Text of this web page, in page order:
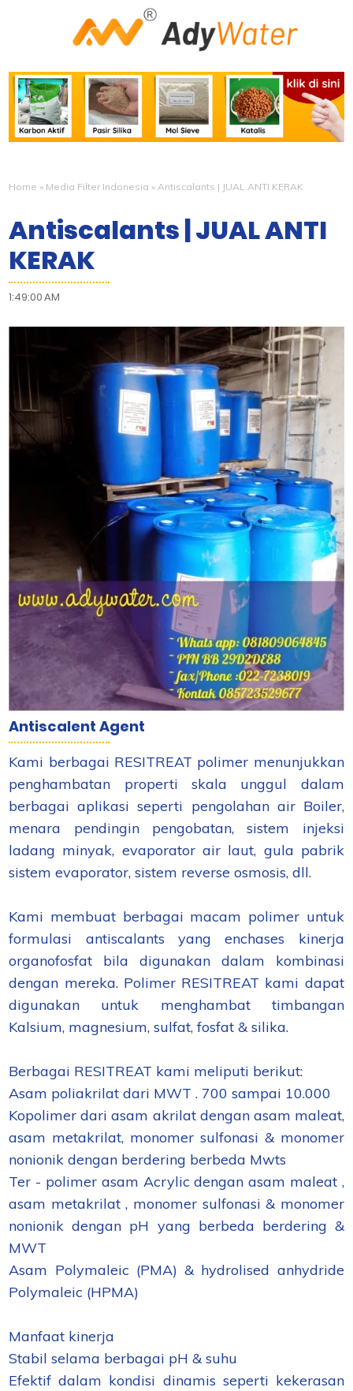
Home » Media Filter Indonesia » Antiscalants | JUAL ANTI KERAK
Antiscalants | JUAL ANTI
KERAK
1:49:00 AM
Antiscalent Agent
Kami berbagai RESITREAT polimer menunjukkan
penghambatan properti skala unggul dalam
berbagai aplikasi seperti pengolahan air Boiler,
menara pendingin pengobatan, sistem injeksi
ladang minyak, evaporator air laut, gula pabrik
sistem evaporator, sistem reverse osmosis, dll.
Kami membuat berbagai macam polimer untuk
formulasi antiscalants yang enchases kinerja
organofosfat bila digunakan dalam kombinasi
dengan mereka. Polimer RESITREAT kami dapat
digunakan untuk menghambat timbangan
Kalsium, magnesium, sulfat, fosfat & silika.
Berbagai RESITREAT kami meliputi berikut:
Asam poliakrilat dari MWT . 700 sampai 10.000
Kopolimer dari asam akrilat dengan asam maleat,
asam metakrilat, monomer sulfonasi & monomer
nonionik dengan berdering berbeda Mwts
Ter - polimer asam Acrylic dengan asam maleat ,
asam metakrilat , monomer sulfonasi & monomer
nonionik dengan pH yang berbeda berdering &
MWT
Asam Polymaleic (PMA) & hydrolised anhydride
Polymaleic (HPMA)
Manfaat kinerja
Stabil selama berbagai pH & suhu
Efektif dalam kondisi dinamis seperti kekerasan